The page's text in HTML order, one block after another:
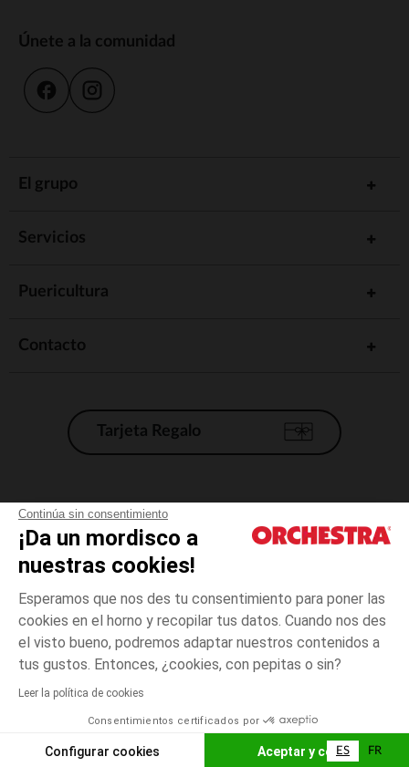
Continúa sin consentimiento
¡Da un mordisco a
nuestras cookies!
Esperamos que nos des tu consentimiento para poner las
cookies en el horno y recopilar tus datos. Cuando nos des
el visto bueno, podremos adaptar nuestros contenidos a
tus gustos. Entonces, ¿cookies, con pepitas o sin?
Leer la política de cookies
Consentimientos certificados por
Configurar cookies Aceptar y cerrar
Estampado
talla
unica
El pago medidante
AÑADIR A LA CESTA
Únete a la comunidad
El grupo
Servicios
Puericultura
Contacto
Tarjeta Regalo
Condiciones generales de venta
Aviso Legal
*Condiciones de las ofertas actuales
Gestión de las cookies
Accesibilidad: no conforme
Orchestra adhiere al código de ética de la Federación Francesa de comercio
electrónico y venta a distancia (FEVAD) y al sistema de mediación de
ES FR